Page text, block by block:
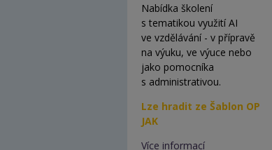
Nabídka školení
s tematikou využití AI
ve vzdělávání - v přípravě
na výuku, ve výuce nebo
jako pomocníka
s administrativou.
Lze hradit ze Šablon OP
JAK
Více informací